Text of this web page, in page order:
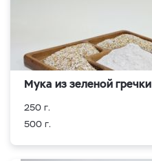
Мука из зеленой гречки
250 г.
500 г.